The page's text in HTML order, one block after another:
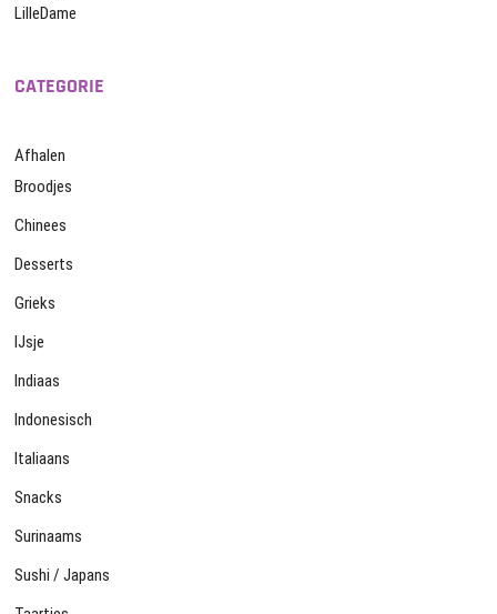
LilleDame
CATEGORIE
Afhalen
Broodjes
Chinees
Desserts
Grieks
IJsje
Indiaas
Indonesisch
Italiaans
Snacks
Surinaams
Sushi / Japans